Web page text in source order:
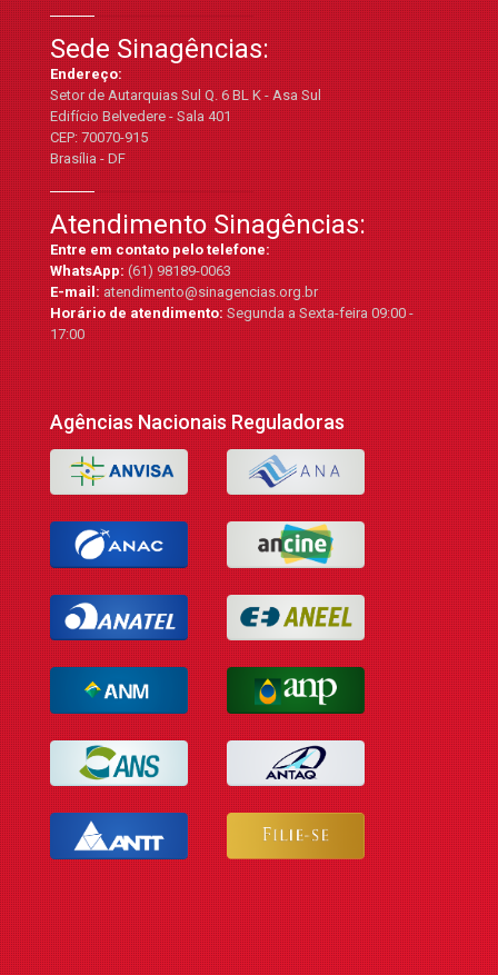
Sede Sinagências:
Endereço:
Setor de Autarquias Sul Q. 6 BL K - Asa Sul
Edifício Belvedere - Sala 401
CEP: 70070-915
Brasília - DF
Atendimento Sinagências:
Entre em contato pelo telefone:
WhatsApp:(61) 98189-0063
E-mail:atendimento@sinagencias.org.br
Horário de atendimento:Segunda a Sexta-feira 09:00 -
17:00
Agências Nacionais Reguladoras